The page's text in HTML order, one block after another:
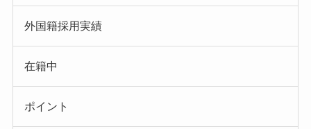
外国籍採用実績
在籍中
ポイント